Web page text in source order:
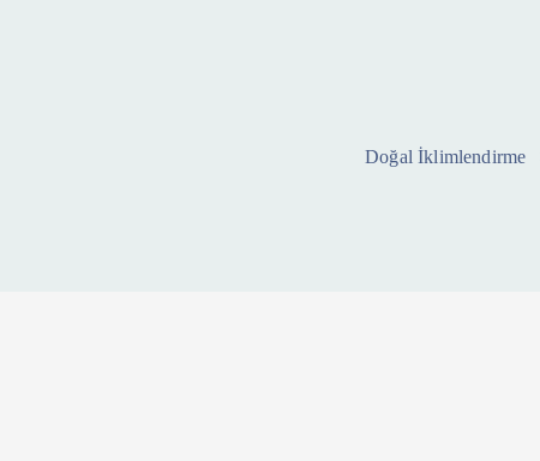
Doğal İklimlendirme